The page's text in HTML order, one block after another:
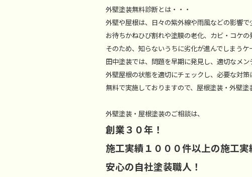
外壁塗装無料診断とは・・・
外壁や屋根は、日々の紫外線や雨風などの影響で
お待ちかねひび割れや塗膜の老化、カビ・コケ
そのため、知らないうちに劣化が進んでしまうケ
田中塗装では、問題を早期に発見し、適切なメ
外壁屋根の状態を適切にチェックし、必要な対策
無料で実施しておりますので、屋根塗装・外壁
外壁塗装・屋根塗装のご相談は、
創業３０年！
施工実績１０００件以上の施工実
安心の自社塗装職人！